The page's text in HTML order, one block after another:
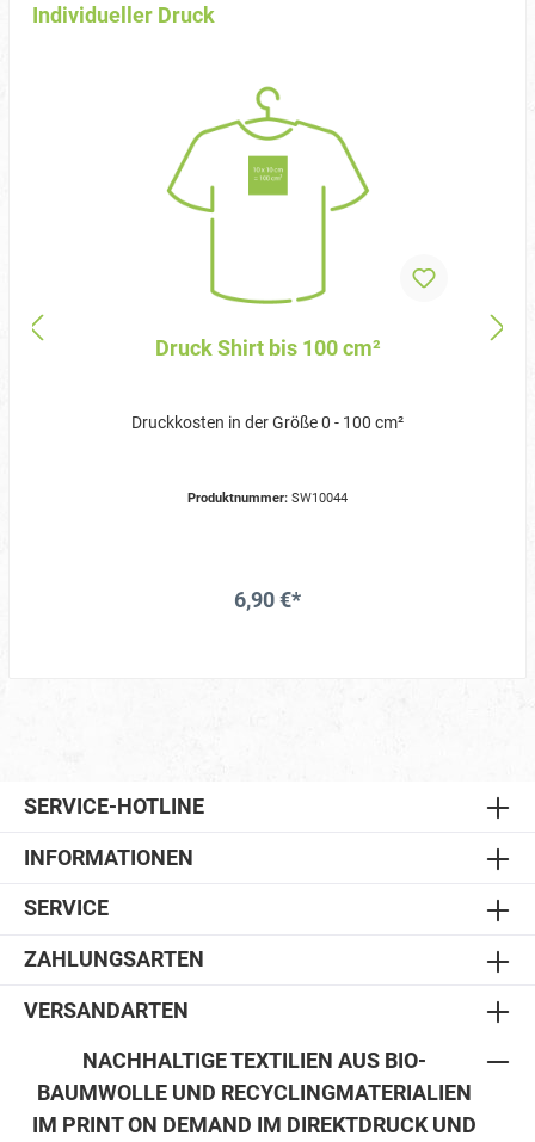
Individueller Druck
Druck Shirt bis 100 cm²
Druckkosten in der Größe 0 - 100 cm²
Produktnummer: SW10044
6,90 €*
SERVICE-HOTLINE
INFORMATIONEN
SERVICE
ZAHLUNGSARTEN
VERSANDARTEN
NACHHALTIGE TEXTILIEN AUS BIO-
BAUMWOLLE UND RECYCLINGMATERIALIEN
IM PRINT ON DEMAND IM DIREKTDRUCK UND